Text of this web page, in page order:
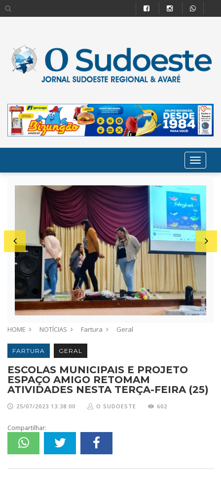
HOME NOTÍCIAS Fartura Geral
FARTURA GERAL
ESCOLAS MUNICIPAIS E PROJETO
ESPAÇO AMIGO RETOMAM
ATIVIDADES NESTA TERÇA-FEIRA (25)
25/07/2023 13:38:00 O SUDOESTE 602
Compartilhar: